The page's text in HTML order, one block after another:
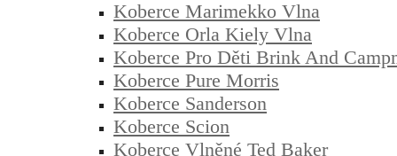
Koberce Marimekko Vlna
Koberce Orla Kiely Vlna
Koberce Pro Děti Brink And
Koberce Pure Morris
Koberce Sanderson
Koberce Scion
Koberce Vlněné Ted Baker